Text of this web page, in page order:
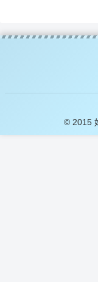
© 2015